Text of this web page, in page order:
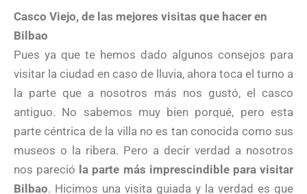
Casco Viejo, de las mejores visitas que hacer en
Bilbao
Pues ya que te hemos dado algunos consejos para
visitar la ciudad en caso de lluvia, ahora toca el turno a
la parte que a nosotros más nos gustó, el casco
antiguo. No sabemos muy bien porqué, pero esta
parte céntrica de la villa no es tan conocida como sus
museos o la ribera. Pero a decir verdad a nosotros
nos pareció la parte más imprescindible para visitar
Bilbao. Hicimos una visita guiada y la verdad es que